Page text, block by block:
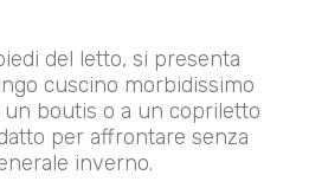
del letto, si presenta
cuscino morbidissimo
un boutis o a un copriletto
per affrontare senza
inverno.